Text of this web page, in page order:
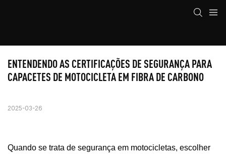
ENTENDENDO AS CERTIFICAÇÕES DE SEGURANÇA PARA
CAPACETES DE MOTOCICLETA EM FIBRA DE CARBONO
2025-03-26
Quando se trata de segurança em motocicletas, escolher